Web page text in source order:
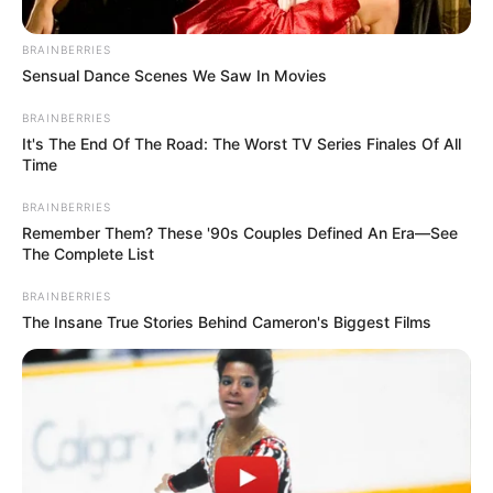
Accidente en la Avenida Pedro Tafur
Por:Iván Santiago Rojas
Octubre 15, 2025
BRAINBERRIES
Sensual Dance Scenes We Saw In Movies
BRAINBERRIES
It's The End Of The Road: The Worst TV Series Finales Of All
Time
BRAINBERRIES
Remember Them? These '90s Couples Defined An Era—See
The Complete List
BRAINBERRIES
The Insane True Stories Behind Cameron's Biggest Films